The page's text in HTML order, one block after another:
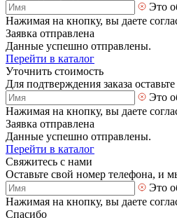
Это
Нажимая на кнопку, вы даете
Заявка отправлена
Данные успешно отправлены.
Перейти в каталог
Уточнить стоимость
Для подтверждения заказа
Это
Нажимая на кнопку, вы даете
Заявка отправлена
Данные успешно отправлены.
Перейти в каталог
Свяжитесь с нами
Оставьте свой номер телефона, и
Это
Нажимая на кнопку, вы даете
Спасибо